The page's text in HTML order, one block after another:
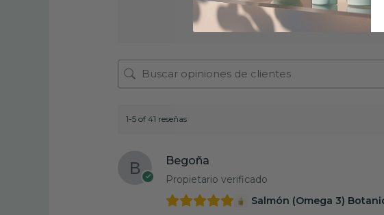
Basado en 41 reseñas.
1-5 of 41 reseñas
Begoña
Propietario verificado
Salmón (Omega 3)